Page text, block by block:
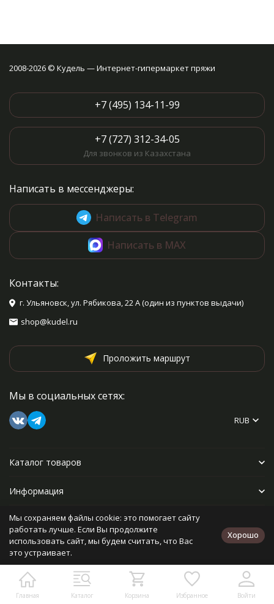
Главная Каталог Корзина Избранное Войти
2008-2026 © Кудель — Интернет-гипермаркет пряжи
+7 (495) 134-11-99
+7 (727) 312-34-05
Для звонков из Казахстана
Написать в мессенджеры:
Написать в Telegram
Написать в MAX
Контакты:
г. Ульяновск, ул. Рябикова, 22 А (один из пунктов выдачи)
shop@kudel.ru
Проложить маршрут
Мы в социальных сетях:
RUB
Каталог товаров
Информация
Прочее
Политика персональных данных
Разработано в
bodysite.ru
Мы сохраняем файлы cookie: это помогает сайту
работать лучше. Если Вы продолжите
использовать сайт, мы будем считать, что Вас
это устраивает.
Хорошо